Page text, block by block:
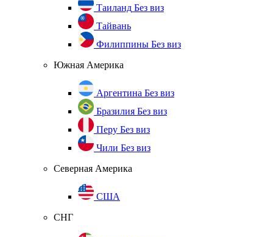
Таиланд Без виз
Тайвань
Филиппины Без виз
Южная Америка
Аргентина Без виз
Бразилия Без виз
Перу Без виз
Чили Без виз
Северная Америка
США
СНГ